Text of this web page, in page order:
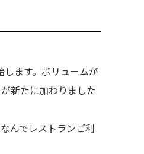
ます。ボリュームが
新たに加わりました
んでレストランご利